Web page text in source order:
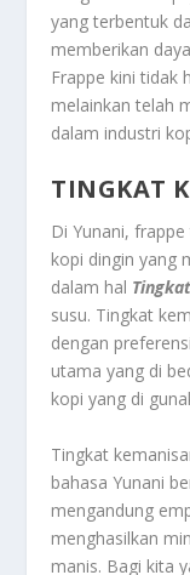
yang terbentuk
memberikan
Frappe kini tidak
melainkan telah
dalam industri
TINGKAT
Di Yunani,
kopi dingin yang
dalam hal
susu. Tingkat
dengan
utama yang di
kopi yang di
Tingkat
bahasa Yunani
mengandung
menghasilkan
manis. Bagi kita